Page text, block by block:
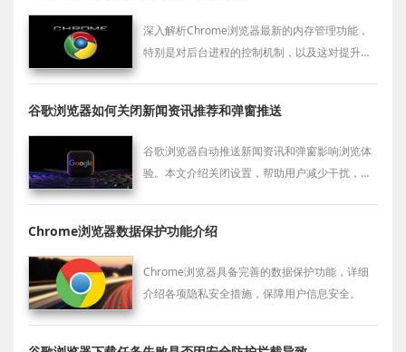
深入解析Chrome浏览器最新的内存管理功能，
特别是对后台进程的控制机制，以及这对提升浏
谷歌浏览器如何关闭新闻资讯推荐和弹窗推送
谷歌浏览器自动推送新闻资讯和弹窗影响浏览体
验。本文介绍关闭设置，帮助用户减少干扰，提
Chrome浏览器数据保护功能介绍
Chrome浏览器具备完善的数据保护功能，详细
介绍各项隐私安全措施，保障用户信息安全。